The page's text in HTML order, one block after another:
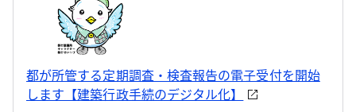
都が所管する定期調査・検査報告の電子受付を開始
します【建築行政手続のデジタル化】